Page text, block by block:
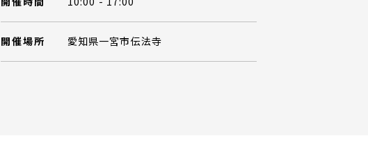
開催場所 愛知県一宮市伝法寺